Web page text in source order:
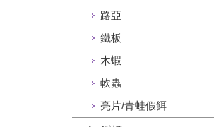
路亞
鐵板
木蝦
軟蟲
亮片/青蛙假餌